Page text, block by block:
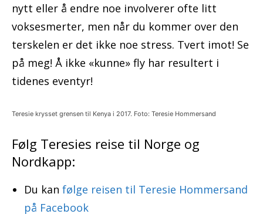
nytt eller å endre noe involverer ofte litt
voksesmerter, men når du kommer over den
terskelen er det ikke noe stress. Tvert imot! Se
på meg! Å ikke «kunne» fly har resultert i
tidenes eventyr!
Teresie krysset grensen til Kenya i 2017. Foto: Teresie Hommersand
Følg Teresies reise til Norge og
Nordkapp:
Du kan følge reisen til Teresie Hommersand
på Facebook